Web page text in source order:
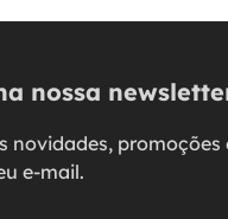
nossa
novidades,
e-mail.